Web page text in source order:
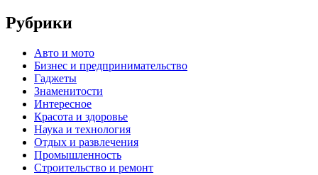
Рубрики
Авто и мото
Бизнес и предпринимательство
Гаджеты
Знаменитости
Интересное
Красота и здоровье
Наука и технология
Отдых и развлечения
Промышленность
Строительство и ремонт